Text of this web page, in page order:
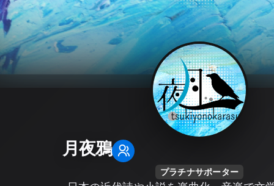
月夜鴉
プラチナサポーター